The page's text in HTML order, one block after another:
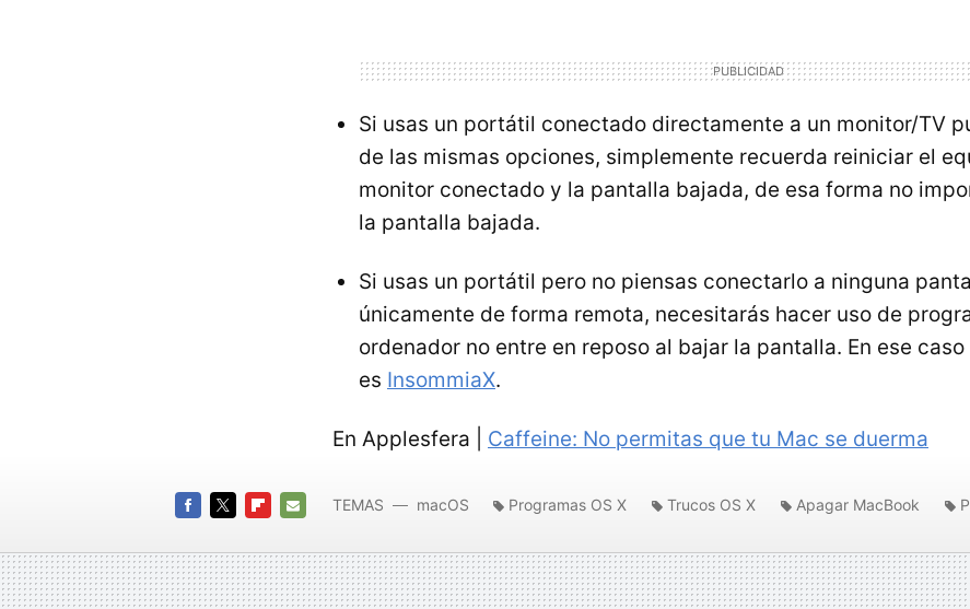
Si usas un portátil conectado directamente a un monitor/TV
de las mismas opciones, simplemente recuerda reiniciar el
monitor conectado y la pantalla bajada, de esa forma no
la pantalla bajada.
Si usas un portátil pero no piensas conectarlo a ninguna
únicamente de forma remota, necesitarás hacer uso de
ordenador no entre en reposo al bajar la pantalla. En ese
es InsommiaX.
En Applesfera | Caffeine: No permitas que tu Mac se duerma
MAIL
TEMAS macOS Programas OS X Trucos OS X Apagar MacBook